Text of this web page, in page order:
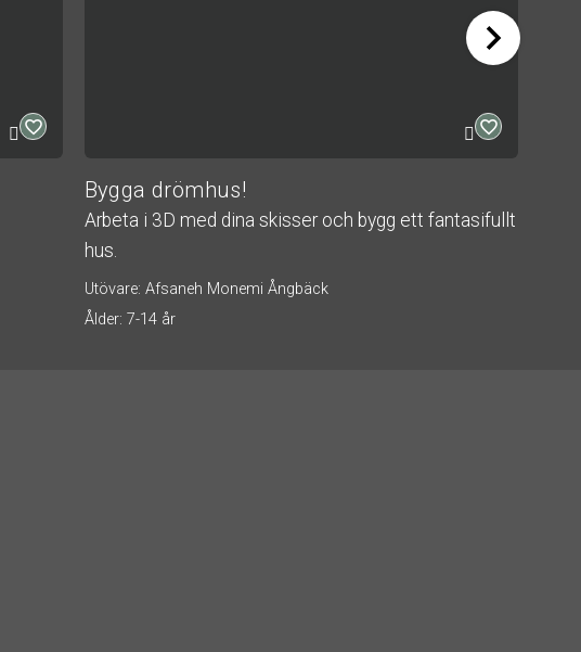
Bygga drömhus!
Arbeta i 3D med dina skisser och bygg ett fantasifullt
hus.
Utövare: Afsaneh Monemi Ångbäck
Ålder: 7-14 år